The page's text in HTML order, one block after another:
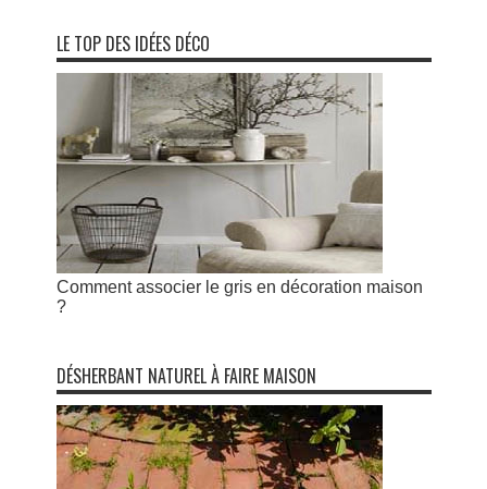
LE TOP DES IDÉES DÉCO
Comment associer le gris en décoration maison
?
DÉSHERBANT NATUREL À FAIRE MAISON